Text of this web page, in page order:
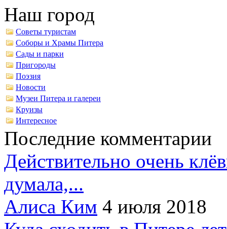
Наш город
Советы туристам
Соборы и Храмы Питера
Сады и парки
Пригороды
Поэзия
Новости
Музеи Питера и галереи
Круизы
Интересное
Последние комментарии
Действительно очень
думала,...
Алиса Ким 4 июля 2018